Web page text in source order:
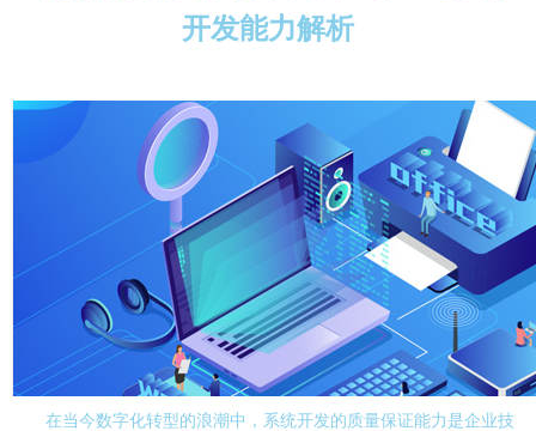
开发能力解析
在当今数字化转型的浪潮中，系统开发的质量保证能力是企业技